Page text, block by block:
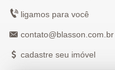
ligamos para você
contato@blasson.com.br
cadastre seu imóvel